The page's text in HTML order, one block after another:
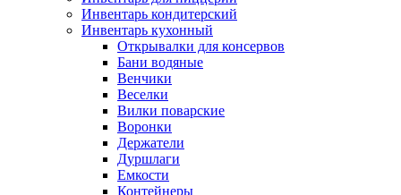
Инвентарь кондитерский
Инвентарь кухонный
Открывалки для консервов
Бани водяные
Венчики
Веселки
Вилки поварские
Воронки
Держатели
Дуршлаги
Емкости
Контейнеры